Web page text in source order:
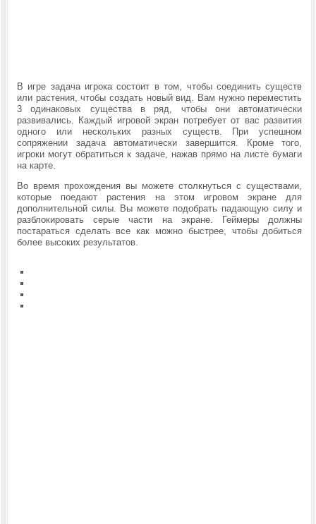
В игре задача игрока состоит в том, чтобы соединить существ
или растения, чтобы создать новый вид. Вам нужно переместить
3 одинаковых существа в ряд, чтобы они автоматически
развивались. Каждый игровой экран потребует от вас развития
одного или нескольких разных существ. При успешном
сопряжении задача автоматически завершится. Кроме того,
игроки могут обратиться к задаче, нажав прямо на листе бумаги
на карте.
Во время прохождения вы можете столкнуться с существами,
которые поедают растения на этом игровом экране для
дополнительной силы. Вы можете подобрать падающую силу и
разблокировать серые части на экране. Геймеры должны
постараться сделать все как можно быстрее, чтобы добиться
более высоких результатов.